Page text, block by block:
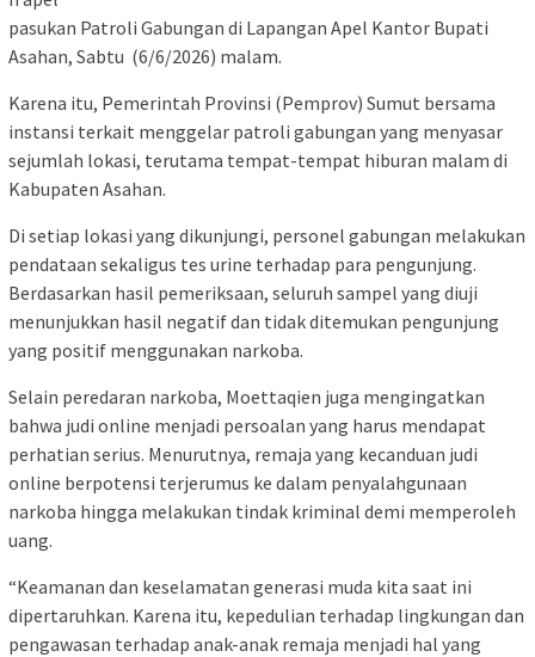
pasukan Patroli Gabungan di Lapangan Apel Kantor Bupati
Asahan, Sabtu (6/6/2026) malam.
Karena itu, Pemerintah Provinsi (Pemprov) Sumut bersama
instansi terkait menggelar patroli gabungan yang menyasar
sejumlah lokasi, terutama tempat-tempat hiburan malam di
Kabupaten Asahan.
Di setiap lokasi yang dikunjungi, personel gabungan melakukan
pendataan sekaligus tes urine terhadap para pengunjung.
Berdasarkan hasil pemeriksaan, seluruh sampel yang diuji
menunjukkan hasil negatif dan tidak ditemukan pengunjung
yang positif menggunakan narkoba.
Selain peredaran narkoba, Moettaqien juga mengingatkan
bahwa judi online menjadi persoalan yang harus mendapat
perhatian serius. Menurutnya, remaja yang kecanduan judi
online berpotensi terjerumus ke dalam penyalahgunaan
narkoba hingga melakukan tindak kriminal demi memperoleh
uang.
“Keamanan dan keselamatan generasi muda kita saat ini
dipertaruhkan. Karena itu, kepedulian terhadap lingkungan dan
pengawasan terhadap anak-anak remaja menjadi hal yang